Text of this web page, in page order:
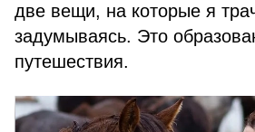
две вещи, на которые я
задумываясь. Это
путешествия.